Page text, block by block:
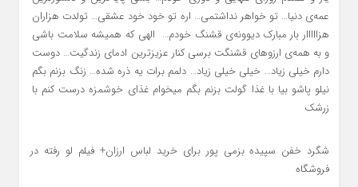
عمه‌ی دنیا… تو خواهر نداشتمی… اره تو خود خود عشقی… تولدت هزاران
هزااااار بار مبارک دیوونه‌ی قشنگ خودم… الهی که همیشه سلامت باشی
و به همه‌ی ارزوهای قشنگت برسی کنار عزیزترین ادمای زندگیت… دوست
دارم خیلی زیاد… خیلی خیلی زیاد… دلمم برات یه ذره شده… زنگ بزنم بگم
نیلو پاشو بیا با غذا گولت بزنم بگم میخوام غذای خوشمزه درست کنم با
زرشک
شگرد خفن سپیده بزمی پور برای خرید لباس ارزان+ فیلم لو رفته در
فروشگاه